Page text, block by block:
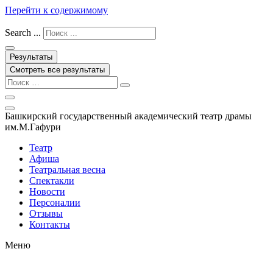
Перейти к содержимому
Search ...
Результаты
Смотреть все результаты
Башкирский государственный академический театр драмы
им.М.Гафури
Театр
Афиша
Театральная весна
Спектакли
Новости
Персоналии
Отзывы
Контакты
Меню